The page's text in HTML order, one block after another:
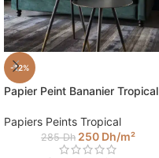
-12%
Papier Peint Bananier Tropical
Papiers Peints Tropical
285Dh 250 Dh/m²